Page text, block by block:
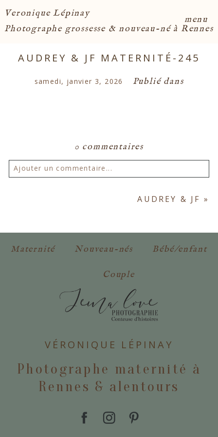
menu
Veronique Lépinay
Photographe grossesse & nouveau-né à Rennes
AUDREY & JF MATERNITÉ-245
samedi, janvier 3, 2026 Publié dans
0 commentaires
Ajouter un commentaire...
jamais publié ou partagé.
AUDREY & JF »
Maternité Nouveau-nés Bébé/enfant
Couple
VÉRONIQUE LÉPINAY
Photographe maternité à
Rennes & alentours